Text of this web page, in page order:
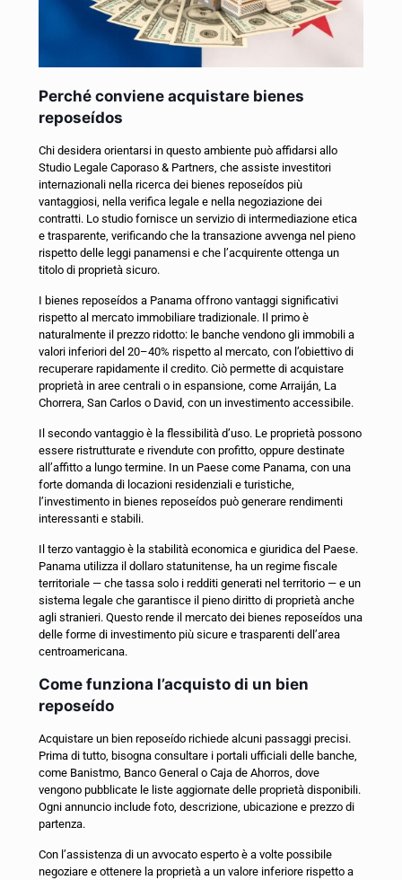
Perché conviene acquistare bienes
reposeídos
Chi desidera orientarsi in questo ambiente può affidarsi allo
Studio Legale Caporaso & Partners, che assiste investitori
internazionali nella ricerca dei bienes reposeídos più
vantaggiosi, nella verifica legale e nella negoziazione dei
contratti. Lo studio fornisce un servizio di intermediazione etica
e trasparente, verificando che la transazione avvenga nel pieno
rispetto delle leggi panamensi e che l’acquirente ottenga un
titolo di proprietà sicuro.
I bienes reposeídos a Panama offrono vantaggi significativi
rispetto al mercato immobiliare tradizionale. Il primo è
naturalmente il prezzo ridotto: le banche vendono gli immobili a
valori inferiori del 20–40% rispetto al mercato, con l’obiettivo di
recuperare rapidamente il credito. Ciò permette di acquistare
proprietà in aree centrali o in espansione, come Arraiján, La
Chorrera, San Carlos o David, con un investimento accessibile.
Il secondo vantaggio è la flessibilità d’uso. Le proprietà possono
essere ristrutturate e rivendute con profitto, oppure destinate
all’affitto a lungo termine. In un Paese come Panama, con una
forte domanda di locazioni residenziali e turistiche,
l’investimento in bienes reposeídos può generare rendimenti
interessanti e stabili.
Il terzo vantaggio è la stabilità economica e giuridica del Paese.
Panama utilizza il dollaro statunitense, ha un regime fiscale
territoriale — che tassa solo i redditi generati nel territorio — e un
sistema legale che garantisce il pieno diritto di proprietà anche
agli stranieri. Questo rende il mercato dei bienes reposeídos una
delle forme di investimento più sicure e trasparenti dell’area
centroamericana.
Come funziona l’acquisto di un bien
reposeído
Acquistare un bien reposeído richiede alcuni passaggi precisi.
Prima di tutto, bisogna consultare i portali ufficiali delle banche,
come Banistmo, Banco General o Caja de Ahorros, dove
vengono pubblicate le liste aggiornate delle proprietà disponibili.
Ogni annuncio include foto, descrizione, ubicazione e prezzo di
partenza.
Con l’assistenza di un avvocato esperto è a volte possibile
negoziare e ottenere la proprietà a un valore inferiore rispetto a